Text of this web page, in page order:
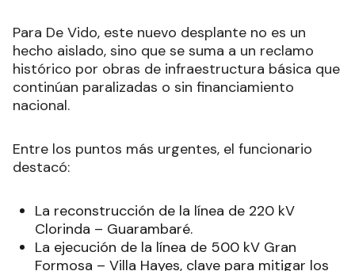
Para De Vido, este nuevo desplante no es un
hecho aislado, sino que se suma a un reclamo
histórico por obras de infraestructura básica que
continúan paralizadas o sin financiamiento
nacional.
Entre los puntos más urgentes, el funcionario
destacó:
La reconstrucción de la línea de 220 kV
Clorinda – Guarambaré.
La ejecución de la línea de 500 kV Gran
Formosa – Villa Hayes, clave para mitigar los